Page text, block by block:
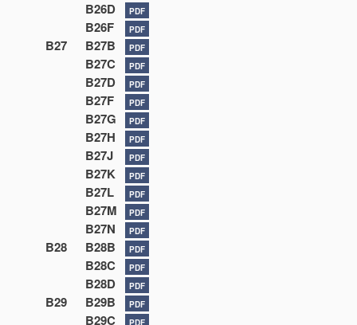
B26D PDF
B26F PDF
B27 B27B PDF
B27C PDF
B27D PDF
B27F PDF
B27G PDF
B27H PDF
B27J PDF
B27K PDF
B27L PDF
B27M PDF
B27N PDF
B28 B28B PDF
B28C PDF
B28D PDF
B29 B29B PDF
B29C PDF